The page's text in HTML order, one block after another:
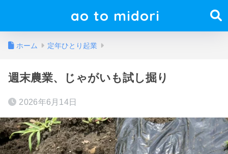
ao to midori
ホーム 定年ひとり起業
週末農業、じゃがいも試し掘り
2026年6月14日